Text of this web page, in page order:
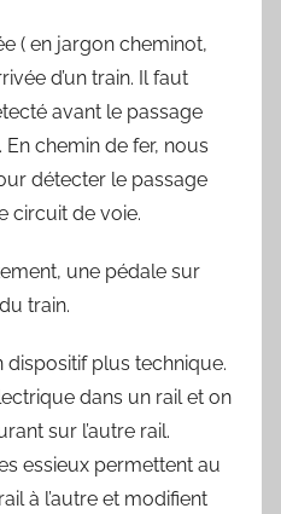
( en jargon cheminot,
d’un train. Il faut
avant le passage
chemin de fer, nous
détecter le passage
circuit de voie.
une pédale sur
train.
dispositif plus technique.
dans un rail et on
sur l’autre rail.
essieux permettent au
à l’autre et modifient